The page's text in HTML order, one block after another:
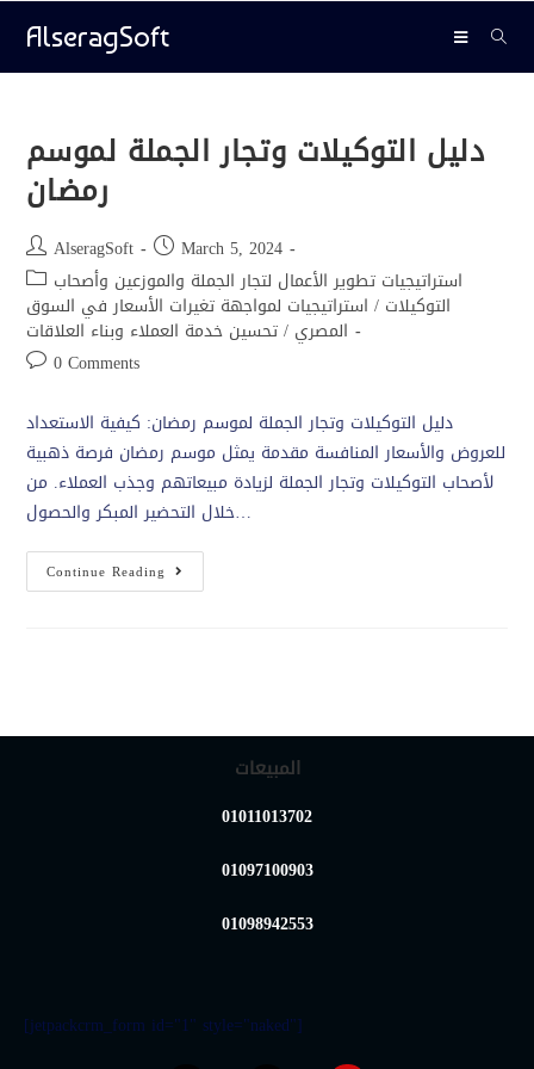
AlseragSoft
دليل التوكيلات وتجار الجملة لموسم
رمضان
AlseragSoft
March 5, 2024
استراتيجيات تطوير الأعمال لتجار الجملة والموزعين وأصحاب
التوكيلات / استراتيجيات لمواجهة تغيرات الأسعار في السوق
المصري / تحسين خدمة العملاء وبناء العلاقات
0 Comments
دليل التوكيلات وتجار الجملة لموسم رمضان: كيفية الاستعداد
للعروض والأسعار المنافسة مقدمة يمثل موسم رمضان فرصة ذهبية
لأصحاب التوكيلات وتجار الجملة لزيادة مبيعاتهم وجذب العملاء. من
خلال التحضير المبكر والحصول…
Continue Reading
المبيعات
01011013702
01097100903
01098942553
[jetpackcrm_form id="1" style="naked"]